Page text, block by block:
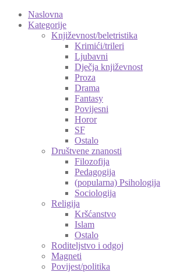
Naslovna
Kategorije
Književnost/beletristika
Krimići/trileri
Ljubavni
Dječja književnost
Proza
Drama
Fantasy
Povijesni
Horor
SF
Ostalo
Društvene znanosti
Filozofija
Pedagogija
(popularna) Psihologija
Sociologija
Religija
Kršćanstvo
Islam
Ostalo
Roditeljstvo i odgoj
Magneti
Povijest/politika